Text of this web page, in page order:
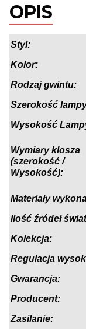
OPIS
Styl:
Kolor:
Rodzaj gwintu:
Szerokość
Wysokość
Wymiary klosza
(szerokość /
Wysokość):
Materiały
Ilość źródeł
Kolekcja:
Regulacja
Gwarancja:
Producent:
Zasilanie: